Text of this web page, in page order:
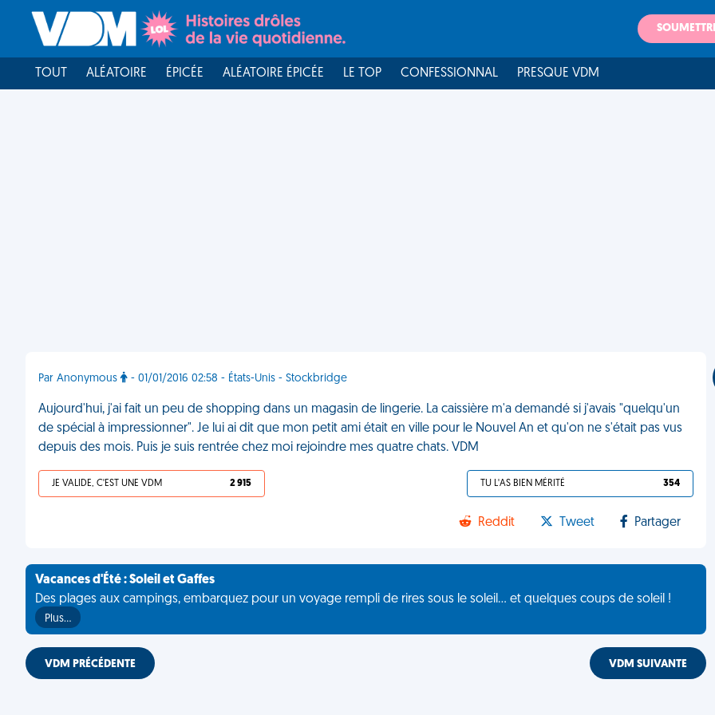
TOUT ALÉATOIRE ÉPICÉE ALÉATOIRE ÉPICÉE LE TOP CONFESSIONNAL PRESQUE VDM
Par Anonymous - 01/01/2016 02:58 - États-Unis - Stockbridge
Aujourd'hui, j'ai fait un peu de shopping dans un magasin de lingerie. La caissière m'a demandé si j'avais "quelqu'un
de spécial à impressionner". Je lui ai dit que mon petit ami était en ville pour le Nouvel An et qu'on ne s'était pas vus
depuis des mois. Puis je suis rentrée chez moi rejoindre mes quatre chats. VDM
JE VALIDE, C'EST UNE VDM 2 915 TU L'AS BIEN MÉRITÉ 354
Reddit Tweet Partager
Vacances d'Été : Soleil et Gaffes
Des plages aux campings, embarquez pour un voyage rempli de rires sous le soleil... et quelques coups de soleil !
Plus…
VDM PRÉCÉDENTE VDM SUIVANTE